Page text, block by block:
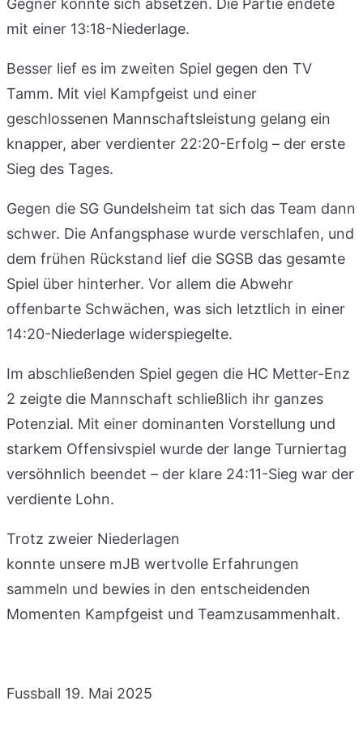
Gegner konnte sich absetzen. Die Partie endete
mit einer 13:18-Niederlage.
Besser lief es im zweiten Spiel gegen den TV
Tamm. Mit viel Kampfgeist und einer
geschlossenen Mannschaftsleistung gelang ein
knapper, aber verdienter 22:20-Erfolg – der erste
Sieg des Tages.
Gegen die SG Gundelsheim tat sich das Team dann
schwer. Die Anfangsphase wurde verschlafen, und
dem frühen Rückstand lief die SGSB das gesamte
Spiel über hinterher. Vor allem die Abwehr
offenbarte Schwächen, was sich letztlich in einer
14:20-Niederlage widerspiegelte.
Im abschließenden Spiel gegen die HC Metter-Enz
2 zeigte die Mannschaft schließlich ihr ganzes
Potenzial. Mit einer dominanten Vorstellung und
starkem Offensivspiel wurde der lange Turniertag
versöhnlich beendet – der klare 24:11-Sieg war der
verdiente Lohn.
Trotz zweier Niederlagen
konnte unsere mJB wertvolle Erfahrungen
sammeln und bewies in den entscheidenden
Momenten Kampfgeist und Teamzusammenhalt.
Fussball 19. Mai 2025